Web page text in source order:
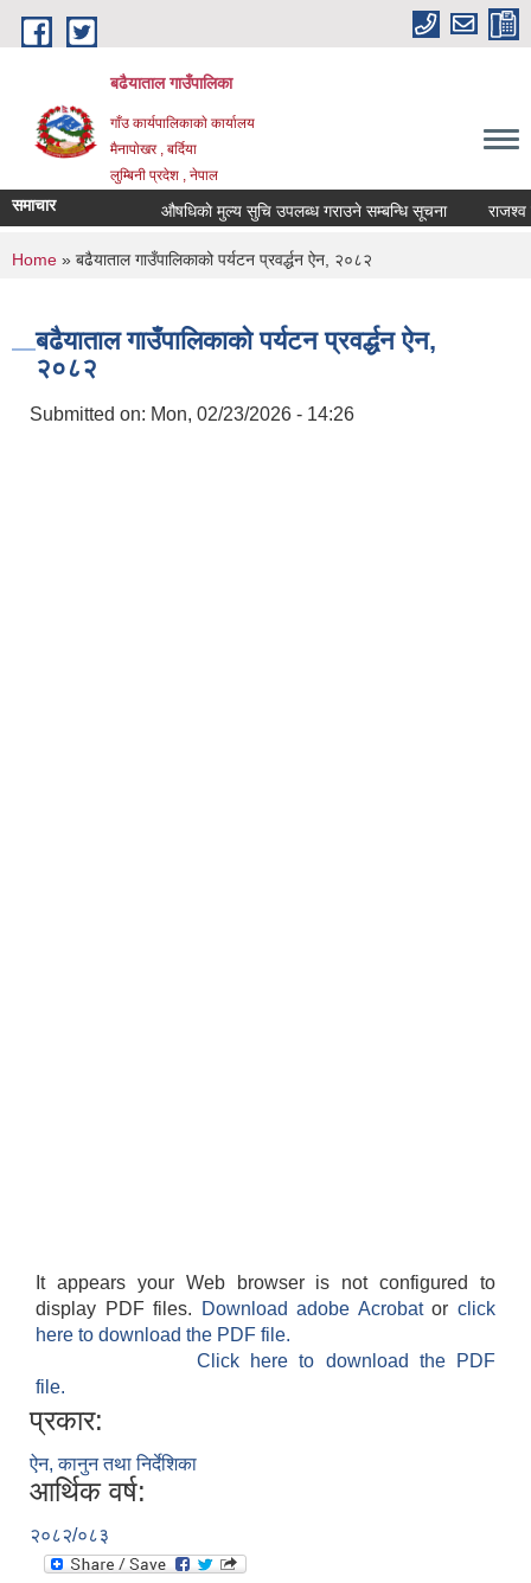
Skip to main content
बढैयाताल गाउँपालिका
गाँउ कार्यपालिकाकाे कार्यालय
मैनापाेखर , बर्दिया
लुम्बिनी प्रदेश , नेपाल
समाचार औषधिकाे मुल्य सुचि उपलब्ध गराउने सम्बन्धि सूचना राजश्व
You are here
Home » बढैयाताल गाउँपालिकाको पर्यटन प्रवर्द्धन ऐन, २०८२
बढैयाताल गाउँपालिकाको पर्यटन प्रवर्द्धन ऐन,
२०८२
Submitted on: Mon, 02/23/2026 - 14:26
It appears your Web browser is not configured to
display PDF files.
Download adobe Acrobatorclick
here to download the PDF file.
Click here to download the PDF
file.
प्रकार:
ऐन, कानुन तथा निर्देशिका
आर्थिक वर्ष:
२०८२/०८३